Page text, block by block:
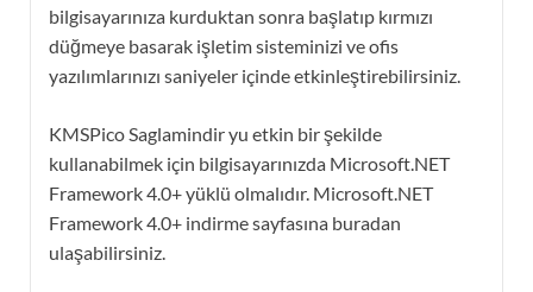
bilgisayarınıza kurduktan sonra başlatıp kırmızı
düğmeye basarak işletim sisteminizi ve ofis
yazılımlarınızı saniyeler içinde etkinleştirebilirsiniz.
KMSPico Saglamindir yu etkin bir şekilde
kullanabilmek için bilgisayarınızda Microsoft.NET
Framework 4.0+ yüklü olmalıdır. Microsoft.NET
Framework 4.0+ indirme sayfasına buradan
ulaşabilirsiniz.